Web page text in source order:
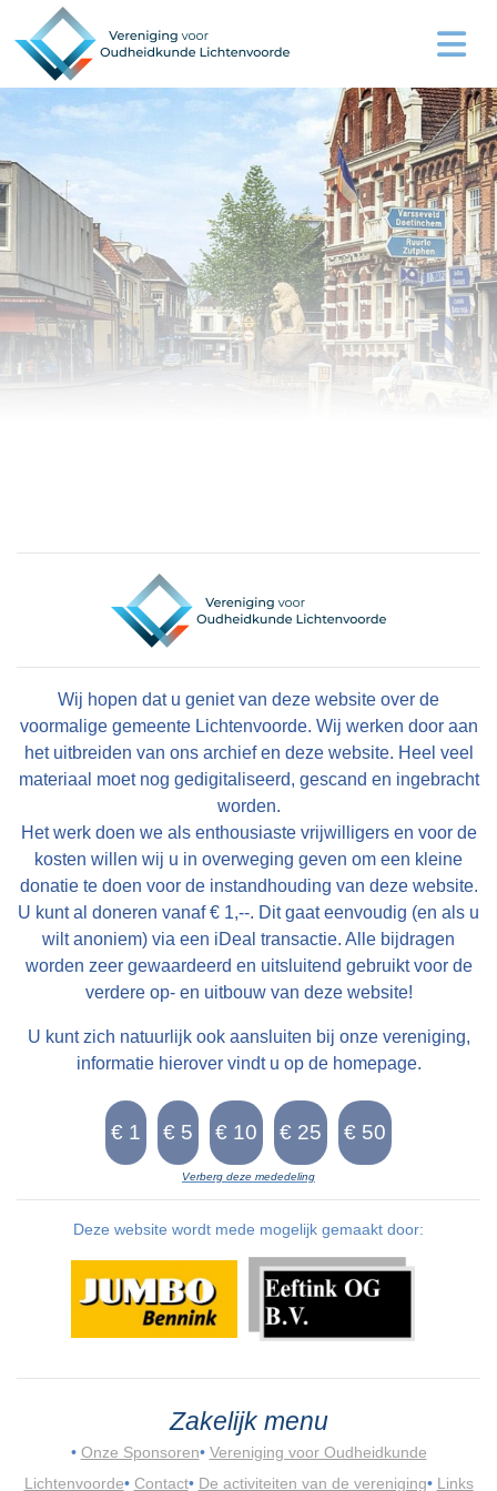
Wij hopen dat u geniet van deze website over de
voormalige gemeente Lichtenvoorde. Wij werken door aan
het uitbreiden van ons archief en deze website. Heel veel
materiaal moet nog gedigitaliseerd, gescand en ingebracht
worden.
Het werk doen we als enthousiaste vrijwilligers en voor de
kosten willen wij u in overweging geven om een kleine
donatie te doen voor de instandhouding van deze website.
U kunt al doneren vanaf € 1,--. Dit gaat eenvoudig (en als u
wilt anoniem) via een iDeal transactie. Alle bijdragen
worden zeer gewaardeerd en uitsluitend gebruikt voor de
verdere op- en uitbouw van deze website!
U kunt zich natuurlijk ook aansluiten bij onze vereniging,
informatie hierover vindt u op de homepage.
Verberg deze mededeling
Deze website wordt mede mogelijk gemaakt door:
Zakelijk menu
• Onze Sponsoren• Vereniging voor Oudheidkunde
Lichtenvoorde• Contact• De activiteiten van de vereniging• Links